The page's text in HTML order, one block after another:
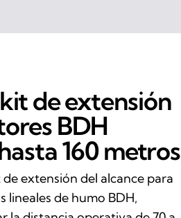
de extensión
BDH
160 metros
de extensión del alcance para
lineales de humo BDH,